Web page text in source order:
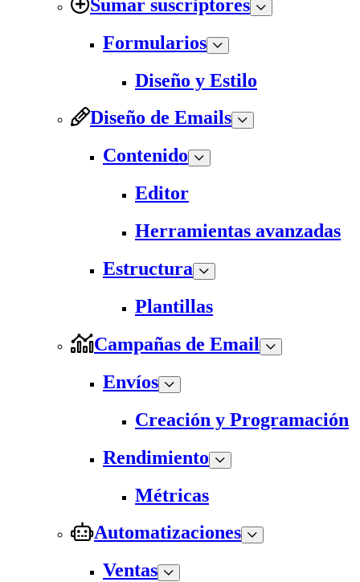
Sumar suscriptores
Formularios
Diseño y Estilo
Diseño de Emails
Contenido
Editor
Herramientas avanzadas
Estructura
Plantillas
Campañas de Email
Envíos
Creación y Programación
Rendimiento
Métricas
Automatizaciones
Ventas